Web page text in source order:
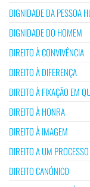
DIGNIDADE DA PESSOA
DIGNIDADE DO HOMEM
DIREITO À CONVIVÊNCIA
DIREITO À DIFERENÇA
DIREITO À FIXAÇÃO EM
DIREITO À HONRA
DIREITO À IMAGEM
DIREITO A UM
DIREITO CANÓNICO